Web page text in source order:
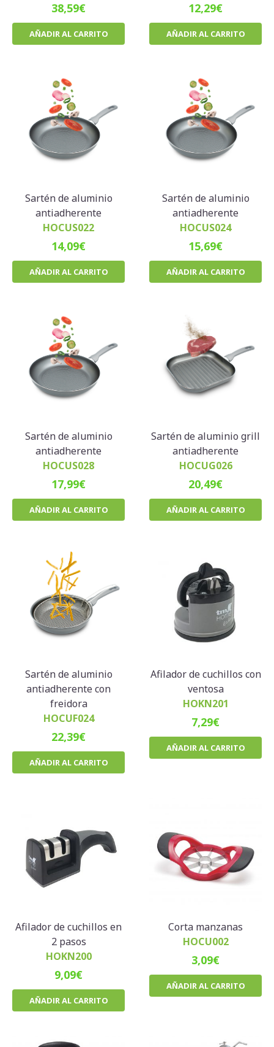
38,59€
AÑADIR AL CARRITO
12,29€
AÑADIR AL CARRITO
Sartén de aluminio
antiadherente
HOCUS022
14,09€
AÑADIR AL CARRITO
Sartén de aluminio
antiadherente
HOCUS024
15,69€
AÑADIR AL CARRITO
Sartén de aluminio
antiadherente
HOCUS028
17,99€
AÑADIR AL CARRITO
Sartén de aluminio grill
antiadherente
HOCUG026
20,49€
AÑADIR AL CARRITO
Sartén de aluminio
antiadherente con
freidora
HOCUF024
22,39€
AÑADIR AL CARRITO
Afilador de cuchillos con
ventosa
HOKN201
7,29€
AÑADIR AL CARRITO
Afilador de cuchillos en
2 pasos
HOKN200
9,09€
AÑADIR AL CARRITO
Corta manzanas
HOCU002
3,09€
AÑADIR AL CARRITO